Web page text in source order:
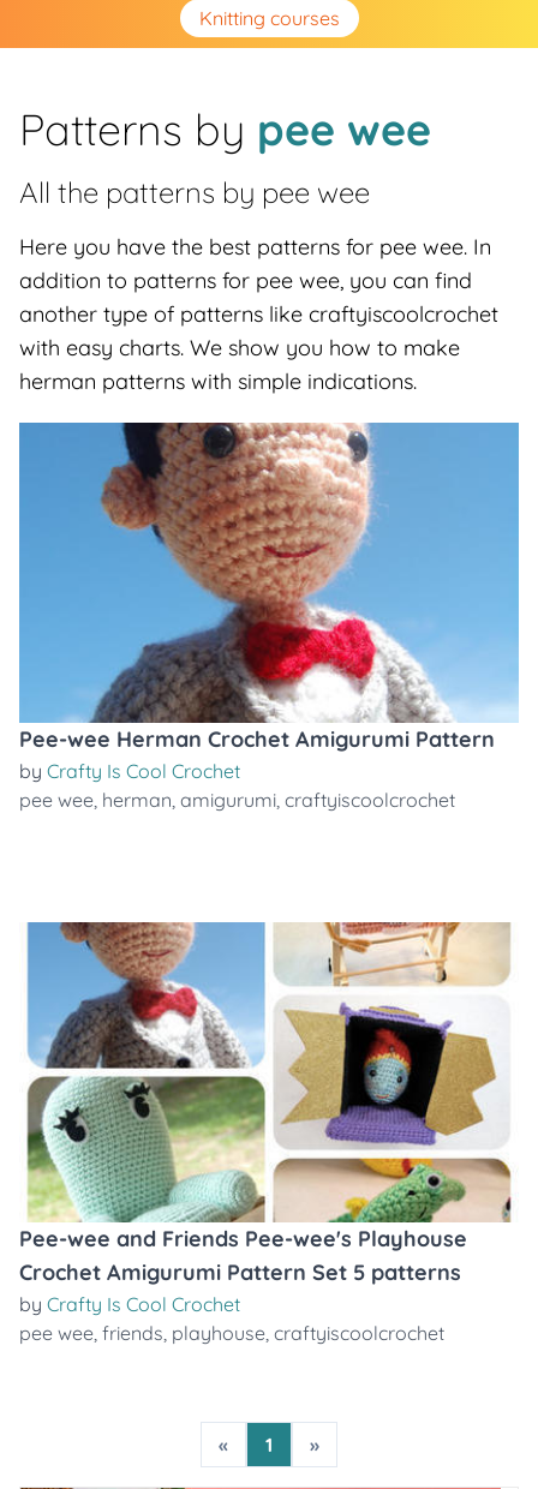
Knitting courses
Patterns by pee wee
All the patterns by pee wee
Here you have the best patterns for pee wee. In
addition to patterns for pee wee, you can find
another type of patterns like craftyiscoolcrochet
with easy charts. We show you how to make
herman patterns with simple indications.
Pee-wee Herman Crochet Amigurumi Pattern
by Crafty Is Cool Crochet
pee wee, herman, amigurumi, craftyiscoolcrochet
Pee-wee and Friends Pee-wee's Playhouse
Crochet Amigurumi Pattern Set 5 patterns
by Crafty Is Cool Crochet
pee wee, friends, playhouse, craftyiscoolcrochet
« 1 »